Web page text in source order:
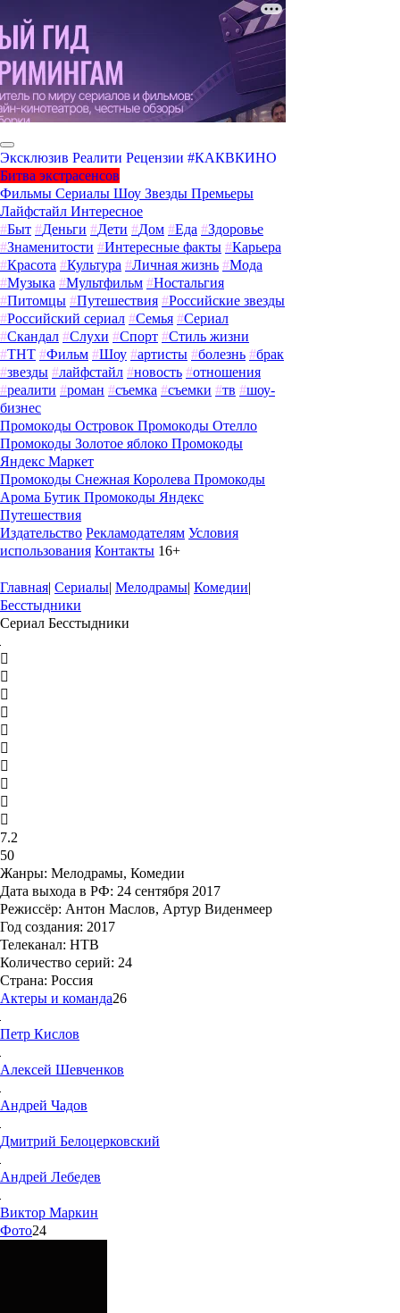
Эксклюзив Реалити Рецензии #КАКВКИНО
Битва экстрасенсов
Фильмы Сериалы Шоу Звезды Премьеры
Лайфстайл Интересное
#Быт #Деньги #Дети #Дом #Еда #Здоровье
#Знаменитости #Интересные факты #Карьера
#Красота #Культура #Личная жизнь #Мода
#Музыка #Мультфильм #Ностальгия
#Питомцы #Путешествия #Российские звезды
#Российский сериал #Семья #Сериал
#Скандал #Слухи #Спорт #Стиль жизни
#ТНТ #Фильм #Шоу #артисты #болезнь #брак
#звезды #лайфстайл #новость #отношения
#реалити #роман #съемка #съемки #тв #шоу-
бизнес
Промокоды Островок Промокоды Отелло
Промокоды Золотое яблоко Промокоды
Яндекс Маркет
Промокоды Снежная Королева Промокоды
Арома Бутик Промокоды Яндекс
Путешествия
Издательство Рекламодателям Условия
использования Контакты 16+
Главная| Сериалы| Мелодрамы| Комедии|
Бесстыдники
Сериал Бесстыдники
7.2
50
Жанры: Мелодрамы, Комедии
Дата выхода в РФ: 24 сентября 2017
Режиссёр: Антон Маслов, Артур Виденмеер
Год создания: 2017
Телеканал: НТВ
Количество серий: 24
Страна: Россия
Актеры и команда26
Петр Кислов
Алексей Шевченков
Андрей Чадов
Дмитрий Белоцерковский
Андрей Лебедев
Виктор Маркин
Фото24